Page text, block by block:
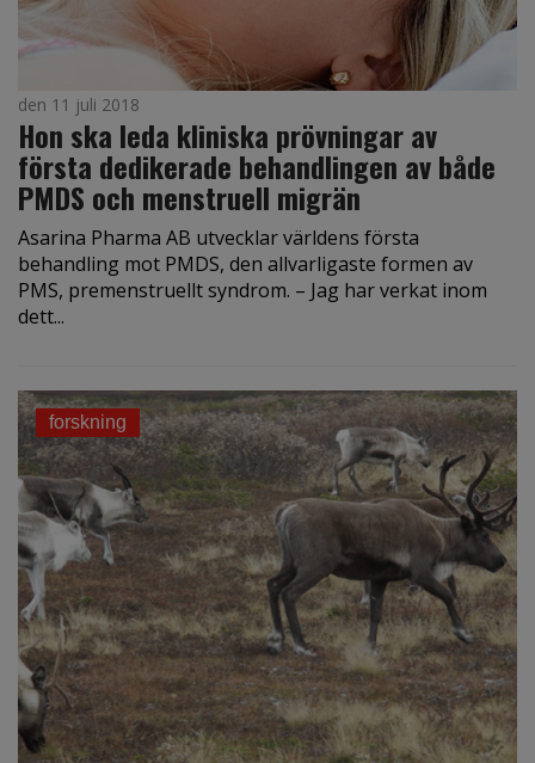
den 11 juli 2018
Hon ska leda kliniska prövningar av
första dedikerade behandlingen av både
PMDS och menstruell migrän
Asarina Pharma AB utvecklar världens första
behandling mot PMDS, den allvarligaste formen av
PMS, premenstruellt syndrom. – Jag har verkat inom
dett...
forskning